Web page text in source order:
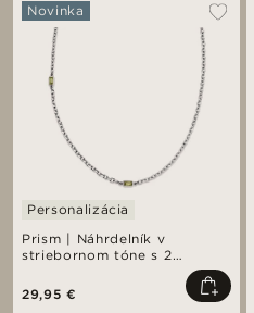
Prism | Náhrdelník v
striebornom tóne s 2
článkami s kamienkami z
krištáľového skla v
limetkových farbách
Novinka
Personalizácia
29,95 €